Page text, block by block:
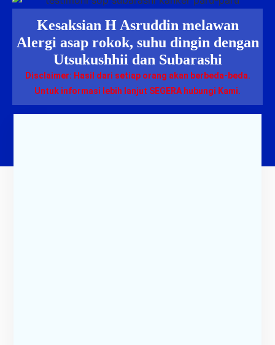
Kesaksian H Asruddin melawan
Alergi asap rokok, suhu dingin dengan
Utsukushhii dan Subarashi
Disclaimer: Hasil dari setiap orang akan berbeda-beda.
Untuk informasi lebih lanjut SEGERA hubungi Kami.